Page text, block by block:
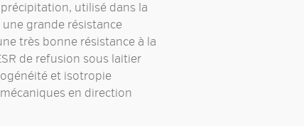
utilisé dans la
grande résistance
très bonne résistance à la
de refusion sous laitier
et isotropie
en direction